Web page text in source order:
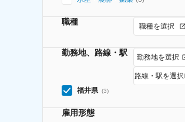
職種 職種を選択
勤務地、路線・駅 勤務地を選択
路線・駅を選択
福井県 (3)
雇用形態